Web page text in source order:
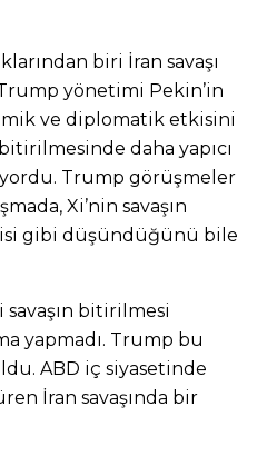
biri İran savaşı
yönetimi Pekin’in
ve diplomatik etkisini
daha yapıcı
Trump görüşmeler
Xi’nin savaşın
gibi düşündüğünü bile
savaşın bitirilmesi
yapmadı. Trump bu
ABD iç siyasetinde
İran savaşında bir